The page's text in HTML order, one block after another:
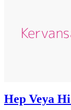
Hep Veya